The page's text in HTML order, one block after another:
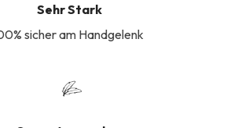
Sehr Stark
sicher am Handgelenk